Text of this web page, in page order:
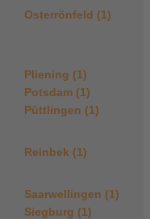
Osterrönfeld (1)
Pliening (1)
Potsdam (1)
Püttlingen (1)
Reinbek (1)
Saarwellingen (1)
Siegburg (1)